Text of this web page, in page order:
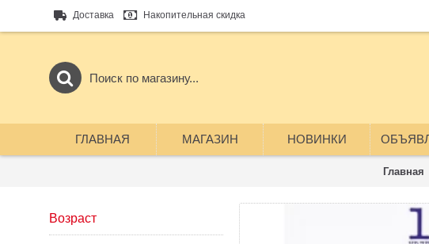
Доставка Накопительная скидка
ГЛАВНАЯ МАГАЗИН НОВИНКИ
Главная
Возраст